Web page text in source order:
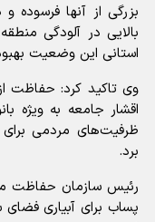
بزرگی از آنها فرسوده
بالایی در آلودگی
استانی این وضعیت
وی تاکید کرد: حفاظت
اقشار جامعه به ویژه
ظرفیت‌های مردمی
برد.
رئیس سازمان حفاظت
پساب برای آبیاری